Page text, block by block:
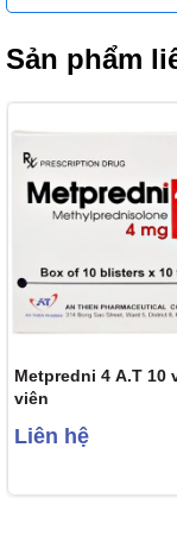
Sản phẩm
Metpredni 4 A.T 10
viên
Liên hệ